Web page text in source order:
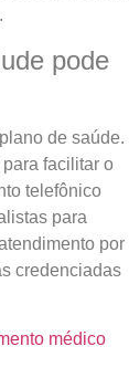
pode
de saúde.
facilitar o
telefônico
para
por
credenciadas
médico